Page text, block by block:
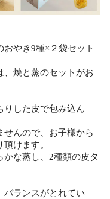
やき9種×２袋セット
、焼と蒸のセットがお
りした皮で包み込ん
んので、お子様から
けます。
かな蒸し、2種類の皮タ
バランスがとれてい